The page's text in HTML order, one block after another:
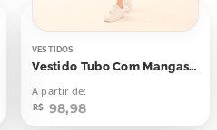
VESTIDOS
Vestido Tubo Com Mangas Canelado Amarelo Solarium
A partir de:
R$ 98,98